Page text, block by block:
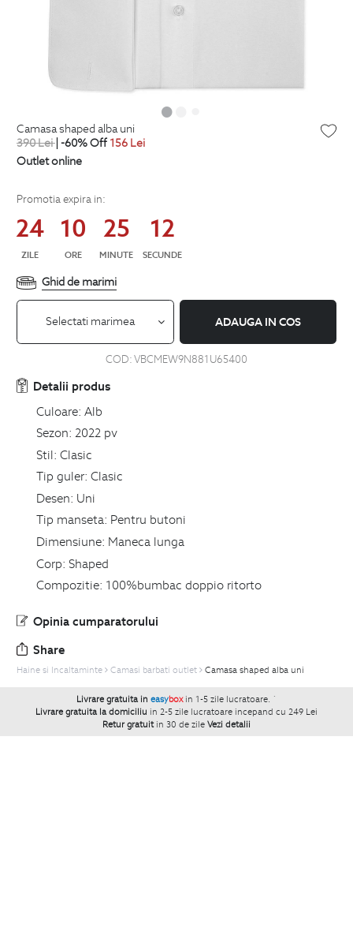
camasa shaped alba uni
390Lei | -60% Off 156 Lei
Outlet online
Promotia expira in:
24
ZILE
10
ORE
25
MINUTE
12
SECUNDE
Ghid de marimi
Selectati marimea ADAUGA IN COS
COD:VBCMEW9N881U65400
Detalii produs
Culoare: Alb
Sezon: 2022 pv
Stil: Clasic
Tip guler: Clasic
Desen: Uni
Tip manseta: Pentru butoni
Dimensiune: Maneca lunga
Corp: Shaped
Compozitie: 100%bumbac doppio ritorto
Opinia cumparatorului
Share
Haine si Incaltaminte Camasi barbati outlet Camasa shaped alba uni
Livrare gratuita in easybox in 1-5 zile lucratoare. `
Livrare gratuita la domiciliu in 2-5 zile lucratoare incepand cu 249 Lei
Retur gratuit in 30 de zile Vezi detalii